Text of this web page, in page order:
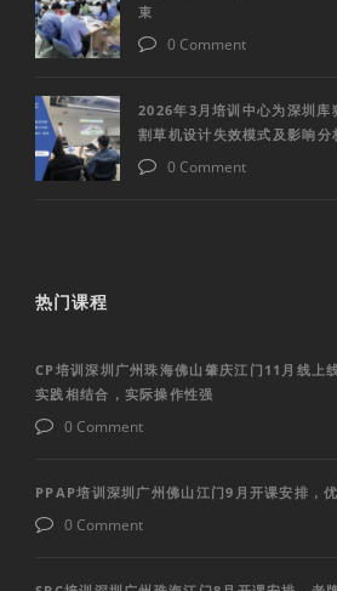
束
0 Comment
2026年3月培训中心为深圳库
割草机设计失效模式及影响
0 Comment
热门课程
CP培训深圳广州珠海佛山肇庆江门11月线上
实践相结合，实际操作性强
0 Comment
PPAP培训深圳广州佛山江门9月开课安排，
0 Comment